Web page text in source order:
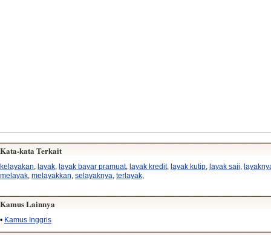
Kata-kata Terkait
kelayakan layak layak bayar pramuat, layak kredit, layak kutip layak saji
melayak melayakkan selayaknya terlayak
Kamus Lainnya
• Kamus Inggris